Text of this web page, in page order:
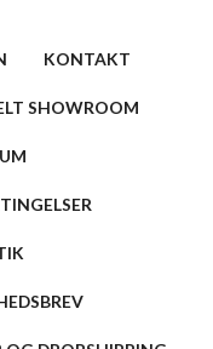
KONTAKT
SHOWROOM